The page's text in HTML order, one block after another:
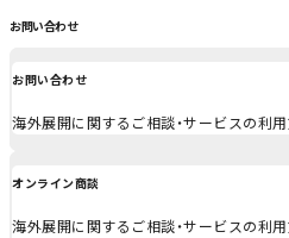
お問い合わせ
お問い合わせ
海外展開に関するご相談・サービスの利
オンライン商談
海外展開に関するご相談・サービスの利